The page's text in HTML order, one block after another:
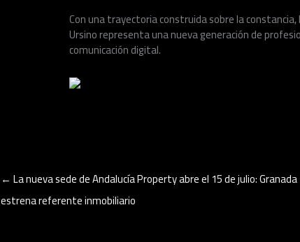
Con una trayectoria construida sobre la
Ursino representa una nueva generación de
comunicación digital.
← La nueva sede de Andalucía Property abre el 15 de julio: Granada
estrena referente inmobiliario